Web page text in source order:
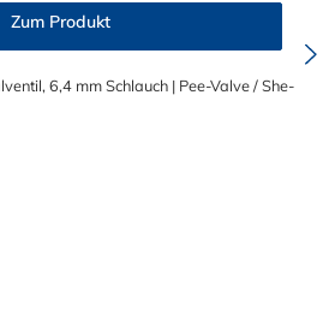
auch im entkoppelten Zustand dicht.
Zum Produkt